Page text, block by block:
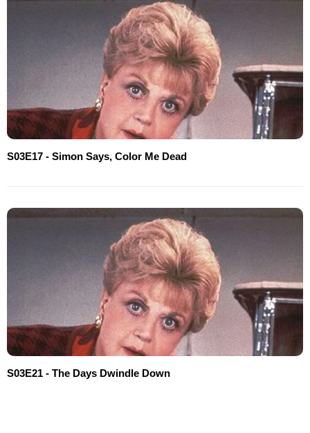
S03E17 - Simon Says, Color Me Dead
S03E21 - The Days Dwindle Down